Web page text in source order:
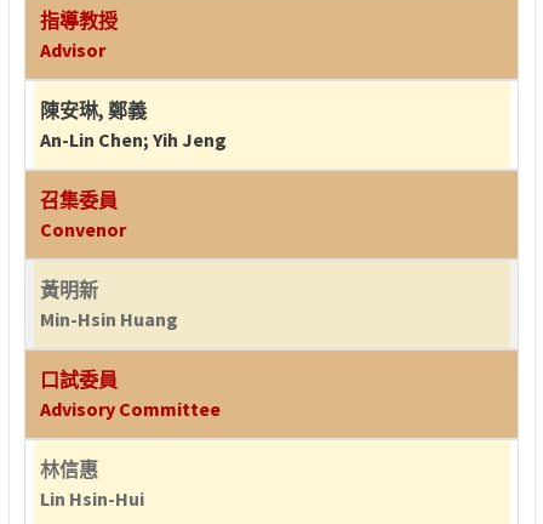
指導教授
Advisor
陳安琳, 鄭義
An-Lin Chen; Yih Jeng
召集委員
Convenor
黃明新
Min-Hsin Huang
口試委員
Advisory Committee
林信惠
Lin Hsin-Hui